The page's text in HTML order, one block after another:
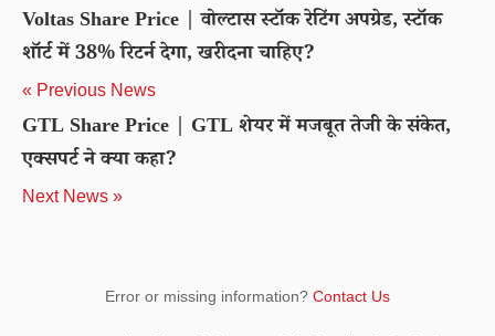
Voltas Share Price | वोल्टास स्टॉक रेटिंग अपग्रेड, स्टॉक
शॉर्ट में 38% रिटर्न देगा, खरीदना चाहिए?
« Previous News
GTL Share Price | GTL शेयर में मजबूत तेजी के संकेत,
एक्सपर्ट ने क्या कहा?
Next News »
Error or missing information? Contact Us